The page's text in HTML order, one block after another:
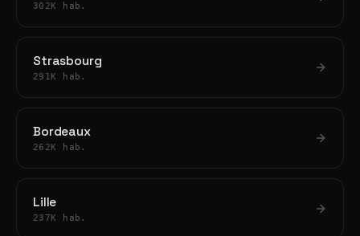
302K hab.
Strasbourg
291K hab.
Bordeaux
262K hab.
Lille
237K hab.